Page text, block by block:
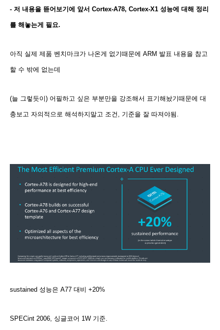
- 저 내용을 뜯어보기에 앞서 Cortex-A78, Cortex-X1 성능에 대해 정리
를 해놓는게 필요.
아직 실제 제품 벤치마크가 나온게 없기때문에 ARM 발표 내용을 참고
할 수 밖에 없는데
(늘 그렇듯이) 어필하고 싶은 부분만을 강조해서 표기해놨기때문에 대
충보고 자의적으로 해석하지말고 조건, 기준을 잘 따져야됨.
sustained 성능은 A77 대비 +20%
SPECint 2006, 싱글코어 1W 기준.